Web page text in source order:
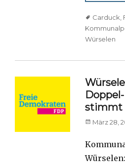
TagsCarduck
Würselen
stimmt
Posted
März 28,